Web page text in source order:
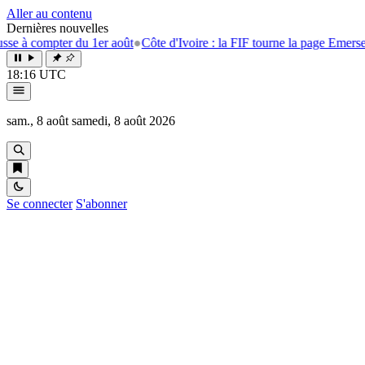
Aller au contenu
Dernières nouvelles
1er août●Côte d'Ivoire : la FIF tourne la page Emerse Faé●Affaire
18:16 UTC
sam., 8 août samedi, 8 août 2026
Se connecter S'abonner